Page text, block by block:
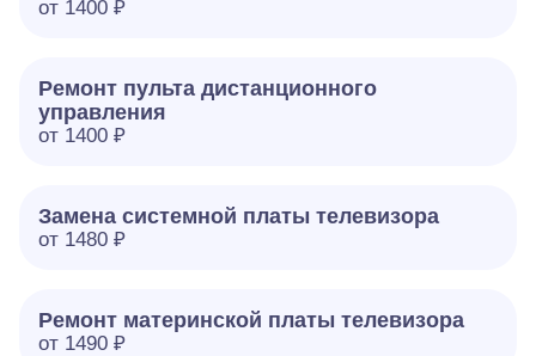
от 1400 ₽
Ремонт пульта дистанционного
управления
от 1400 ₽
Замена системной платы телевизора
от 1480 ₽
Ремонт материнской платы телевизора
от 1490 ₽